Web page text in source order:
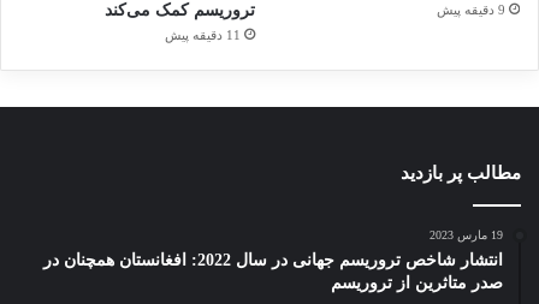
9 دقیقه پیش
تروریسم کمک می‌کند
11 دقیقه پیش
مطالب پر بازدید
19 مارس 2023
انتشار شاخص تروریسم جهانی در سال 2022: افغانستان همچنان در
صدر متاثرین از تروریسم